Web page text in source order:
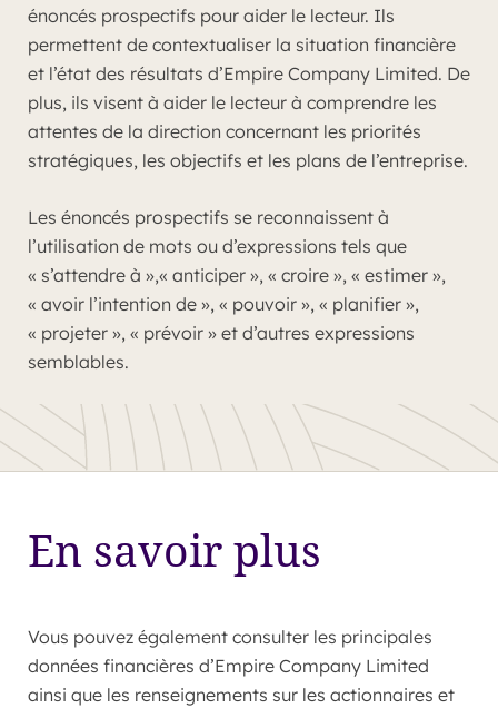
énoncés prospectifs pour aider le lecteur. Ils
permettent de contextualiser la situation financière
et l’état des résultats d’Empire Company Limited. De
plus, ils visent à aider le lecteur à comprendre les
attentes de la direction concernant les priorités
stratégiques, les objectifs et les plans de l’entreprise.
Les énoncés prospectifs se reconnaissent à
l’utilisation de mots ou d’expressions tels que
« s’attendre à »,« anticiper », « croire », « estimer »,
« avoir l’intention de », « pouvoir », « planifier »,
« projeter », « prévoir » et d’autres expressions
semblables.
En savoir plus
Vous pouvez également consulter les principales
données financières d’Empire Company Limited
ainsi que les renseignements sur les actionnaires et